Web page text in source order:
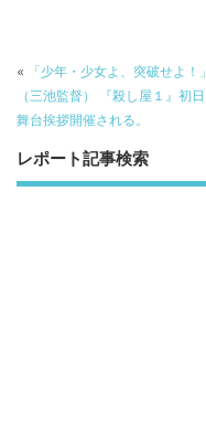
b
o
o
k
er a
o
«
「少年・少女よ、突破せよ！」
（三池監督） 『殺し屋１』初日
舞台挨拶開催される。
レポート記事検索